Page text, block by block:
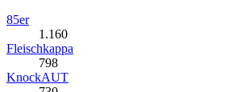
85er
1.160
Fleischkappa
798
KnockAUT